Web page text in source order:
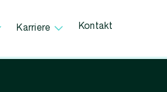
Karriere Kontakt